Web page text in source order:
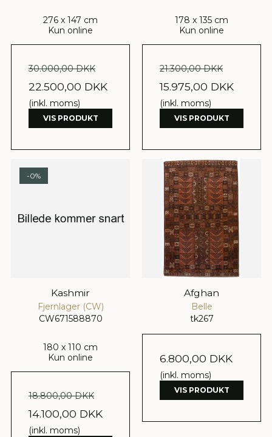
276 x 147 cm
Kun online
30.000,00 DKK
22.500,00 DKK
(inkl. moms)
VIS PRODUKT
178 x 135 cm
Kun online
21.300,00 DKK
15.975,00 DKK
(inkl. moms)
VIS PRODUKT
-0%
Kashmir
Fjernlager (CW)
CW671588870
180 x 110 cm
Kun online
18.800,00 DKK
14.100,00 DKK
(inkl. moms)
Afghan
Belle
tk267
6.800,00 DKK
(inkl. moms)
VIS PRODUKT